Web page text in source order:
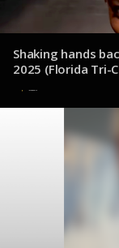
Shaking hands
2025 (Florida Tri-